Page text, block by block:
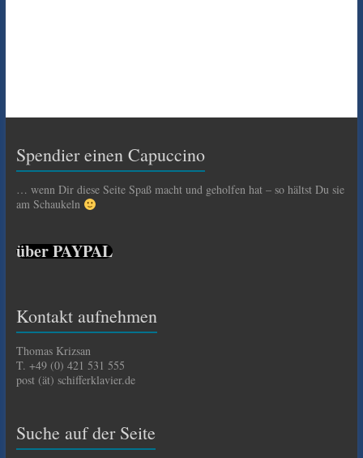
Spendier einen Capuccino
… wenn Dir diese Seite Spaß macht und geholfen hat – so hältst Du sie
am Schaukeln
über PAYPAL
Kontakt aufnehmen
Thomas Krizsan
T. +49 (0) 421 531 555
post (ät) schifferklavier.de
Suche auf der Seite